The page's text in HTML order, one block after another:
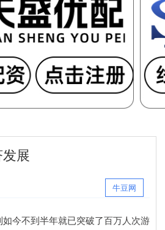
展
牛豆网
今不到半年就已突破了百万人次游